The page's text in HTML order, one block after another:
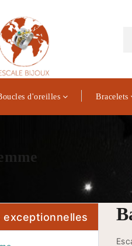
d'oreilles Bracelets
exceptionnelles